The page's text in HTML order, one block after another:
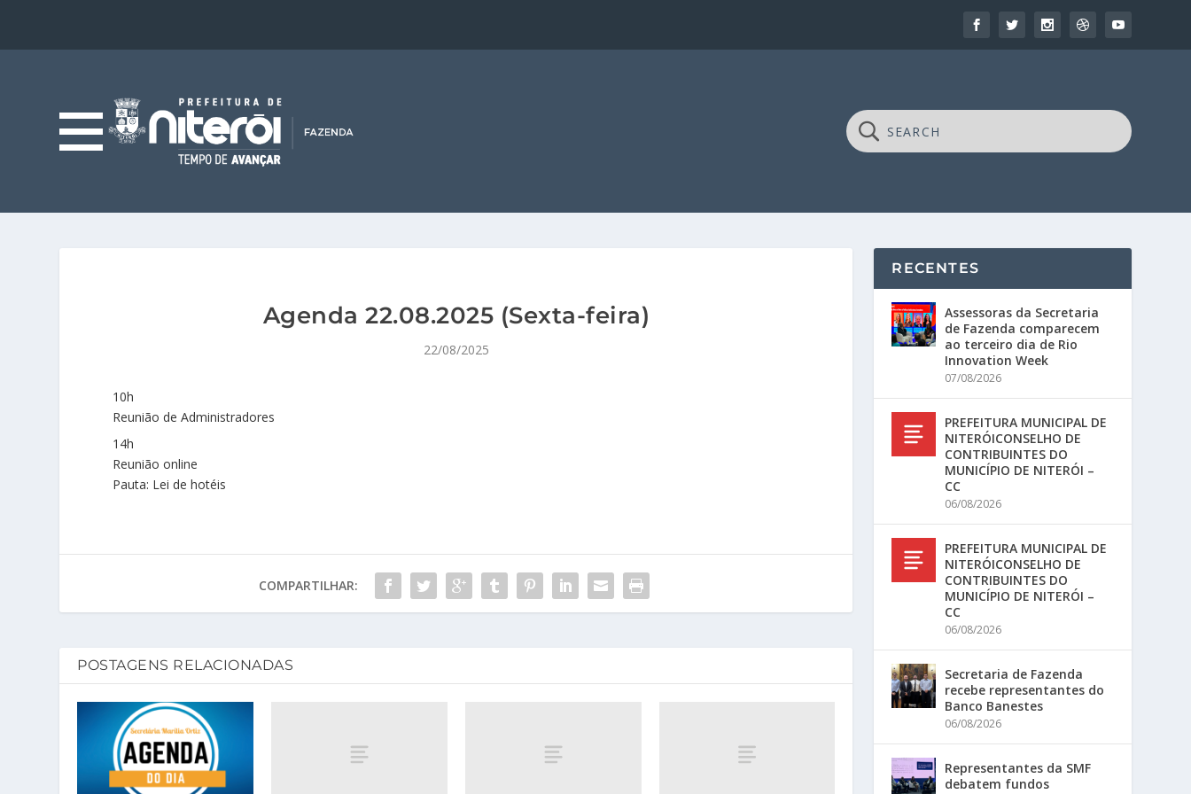
Agenda 22.08.2025 (Sexta-feira)
22/08/2025
10h
Reunião de Administradores
14h
Reunião online
Pauta: Lei de hotéis
COMPARTILHAR:
POSTAGENS RELACIONADAS
RECENTES
Assessoras da Secretaria
de Fazenda comparecem
ao terceiro dia de Rio
Innovation Week
07/08/2026
PREFEITURA MUNICIPAL DE
NITERÓICONSELHO DE
CONTRIBUINTES DO
MUNICÍPIO DE NITERÓI –
CC
06/08/2026
PREFEITURA MUNICIPAL DE
NITERÓICONSELHO DE
CONTRIBUINTES DO
MUNICÍPIO DE NITERÓI –
CC
06/08/2026
Secretaria de Fazenda
recebe representantes do
Banco Banestes
06/08/2026
Representantes da SMF
debatem fundos